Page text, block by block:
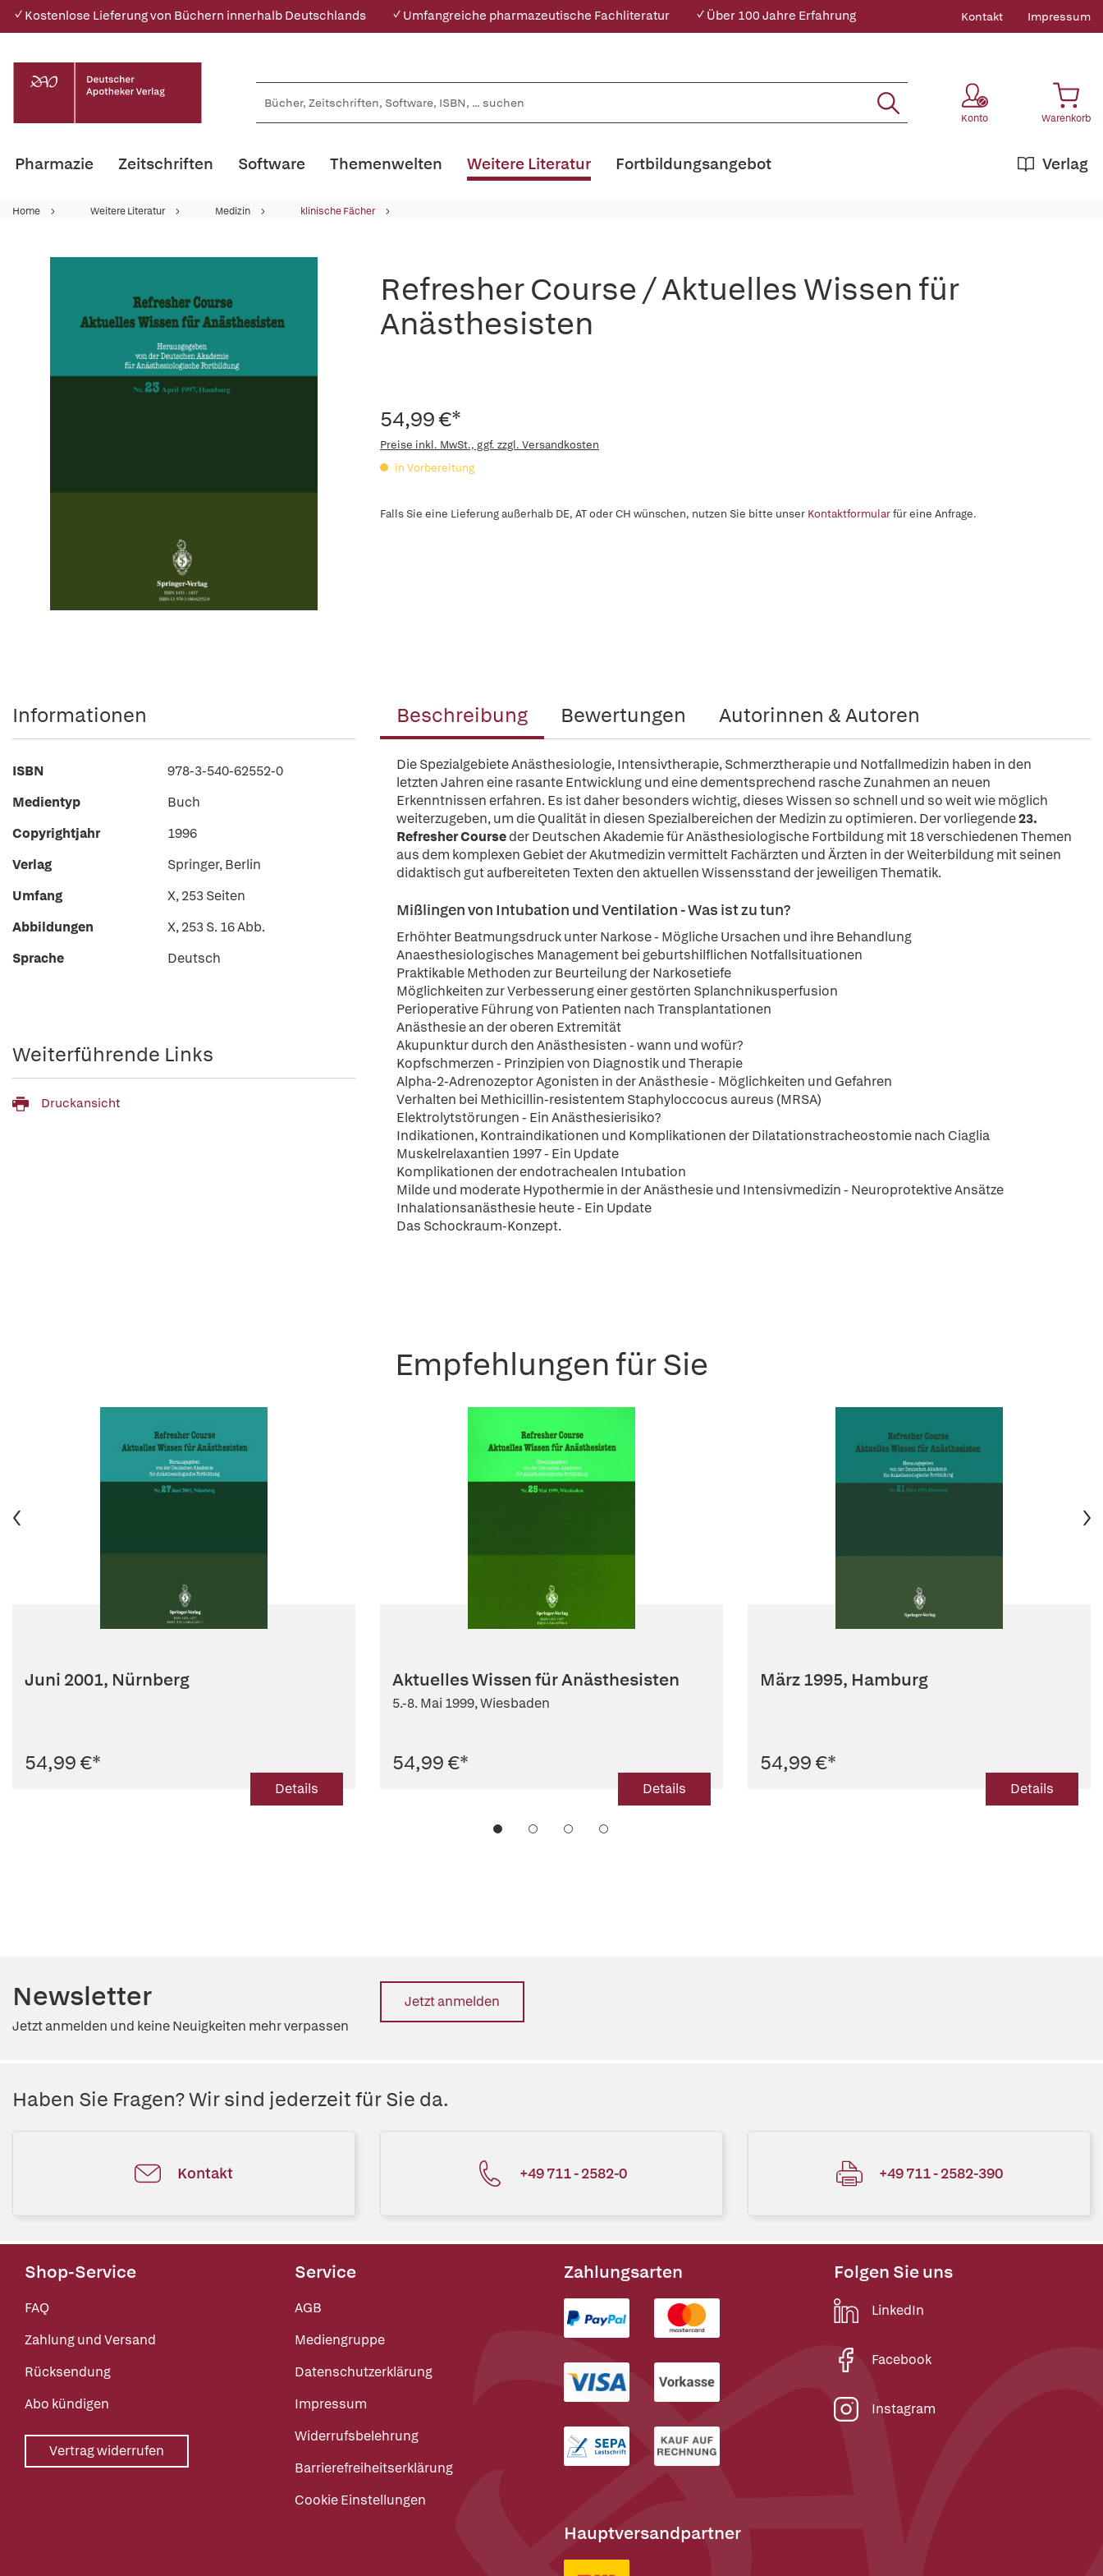
✓ Kostenlose Lieferung von Büchern innerhalb Deutschlands ✓ Umfangreiche pharmazeutische Fachliteratur ✓ Über 100 Jahre Erfahrung Kontakt Impressum
Konto Warenkorb
Pharmazie Zeitschriften Software Themenwelten Weitere Literatur Verlag
Fortbildungsangebot
Home Weitere Literatur Medizin klinische Fächer
Refresher Course / Aktuelles Wissen für
Anästhesisten
54,99 €*
Preise inkl. MwSt., ggf. zzgl. Versandkosten
in Vorbereitung
Falls Sie eine Lieferung außerhalb DE, AT oder CH wünschen, nutzen Sie bitte unser Kontaktformularfür eine Anfrage.
Beschreibung Bewertungen Autorinnen & Autoren
Die Spezialgebiete Anästhesiologie, Intensivtherapie, Schmerztherapie und Notfallmedizin haben in den
letzten Jahren eine rasante Entwicklung und eine dementsprechend rasche Zunahmen an neuen
Erkenntnissen erfahren. Es ist daher besonders wichtig, dieses Wissen so schnell und so weit wie möglich
weiterzugeben, um die Qualität in diesen Spezialbereichen der Medizin zu optimieren. Der vorliegende23.
Refresher Courseder Deutschen Akademie für Anästhesiologische Fortbildung mit 18 verschiedenen Themen
aus dem komplexen Gebiet der Akutmedizin vermittelt Fachärzten und Ärzten in der Weiterbildung mit seinen
didaktisch gut aufbereiteten Texten den aktuellen Wissensstand der jeweiligen Thematik.
Mißlingen von Intubation und Ventilation - Was ist zu tun?
Erhöhter Beatmungsdruck unter Narkose - Mögliche Ursachen und ihre Behandlung
Anaesthesiologisches Management bei geburtshilflichen Notfallsituationen
Praktikable Methoden zur Beurteilung der Narkosetiefe
Möglichkeiten zur Verbesserung einer gestörten Splanchnikusperfusion
Perioperative Führung von Patienten nach Transplantationen
Anästhesie an der oberen Extremität
Akupunktur durch den Anästhesisten - wann und wofür?
Kopfschmerzen - Prinzipien von Diagnostik und Therapie
Alpha-2-Adrenozeptor Agonisten in der Anästhesie - Möglichkeiten und Gefahren
Verhalten bei Methicillin-resistentem Staphyloccocus aureus (MRSA)
Elektrolytstörungen - Ein Anästhesierisiko?
Indikationen, Kontraindikationen und Komplikationen der Dilatationstracheostomie nach Ciaglia
Muskelrelaxantien 1997 - Ein Update
Komplikationen der endotrachealen Intubation
Milde und moderate Hypothermie in der Anästhesie und Intensivmedizin - Neuroprotektive Ansätze
Inhalationsanästhesie heute - Ein Update
Das Schockraum-Konzept.
Informationen
ISBN
978-3-540-62552-0
Medientyp
Buch
Copyrightjahr
1996
Verlag
Springer, Berlin
Umfang
X, 253 Seiten
Abbildungen
X, 253 S. 16 Abb.
Sprache
Deutsch
Weiterführende Links
Druckansicht
Empfehlungen für Sie
Juni 2001, Nürnberg
54,99 €*
Details
Aktuelles Wissen für Anästhesisten
5.-8. Mai 1999, Wiesbaden
54,99 €*
Details
März 1995, Hamburg
54,99 €*
Details
Newsletter
Jetzt anmelden und keine Neuigkeiten mehr verpassen
Jetzt anmelden
Haben Sie Fragen? Wir sind jederzeit für Sie da.
Kontakt +49 711 - 2582-0 +49 711 - 2582-390
Shop-Service
FAQ
Zahlung und Versand
Rücksendung
Abo kündigen
Vertrag widerrufen
Service
AGB
Mediengruppe
Datenschutzerklärung
Impressum
Widerrufsbelehrung
Barrierefreiheitserklärung
Cookie Einstellungen
Zahlungsarten
Hauptversandpartner
Folgen Sie uns
LinkedIn
Facebook
Instagram